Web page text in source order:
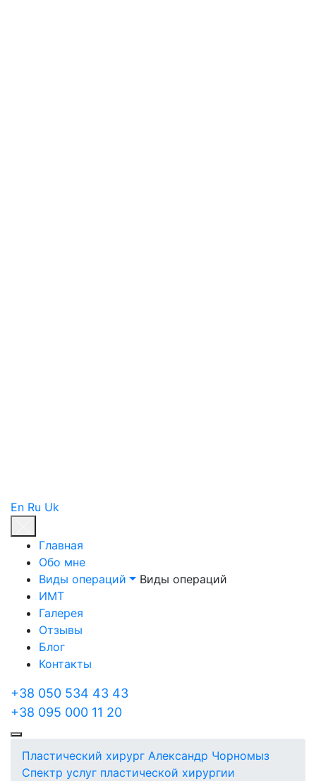
En Ru Uk
Главная
Обо мне
Виды операций
Виды операций
ИМТ
Галерея
Отзывы
Блог
Контакты
+38 050 534 43 43
+38 095 000 11 20
Пластический хирург Александр Чорномыз
Спектр услуг пластической хирургии